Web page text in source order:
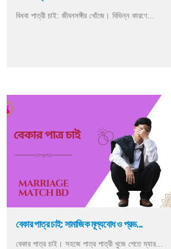
বিধবা পাত্রী চাই: জীবনসঙ্গীর খোঁজে। বিভিন্ন কারণে...
বেকার পাত্র চাই: সামাজিক মূল্যবোধ ও প্রভ...
বেকার পাত্র চাই। সহজে পাত্র পাত্রী খুজে পেতে ম্যার...